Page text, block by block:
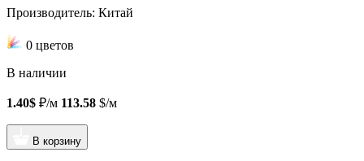
Производитель: Китай
0 цветов
В наличии
1.40$ ₽/м 113.58 $/м
В корзину